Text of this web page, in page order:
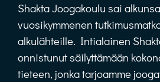
Shakta Joogakoulu sai
vuosikymmenen
alkulähteille. Intialainen
onnistunut säilyttämään
tieteen, jonka tarjoamme